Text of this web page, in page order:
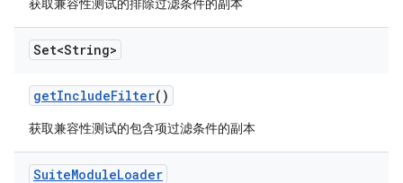
获取兼容性测试的排除过滤条件的副本
Set<String>
getIncludeFilter()
获取兼容性测试的包含项过滤条件的副本
SuiteModuleLoader